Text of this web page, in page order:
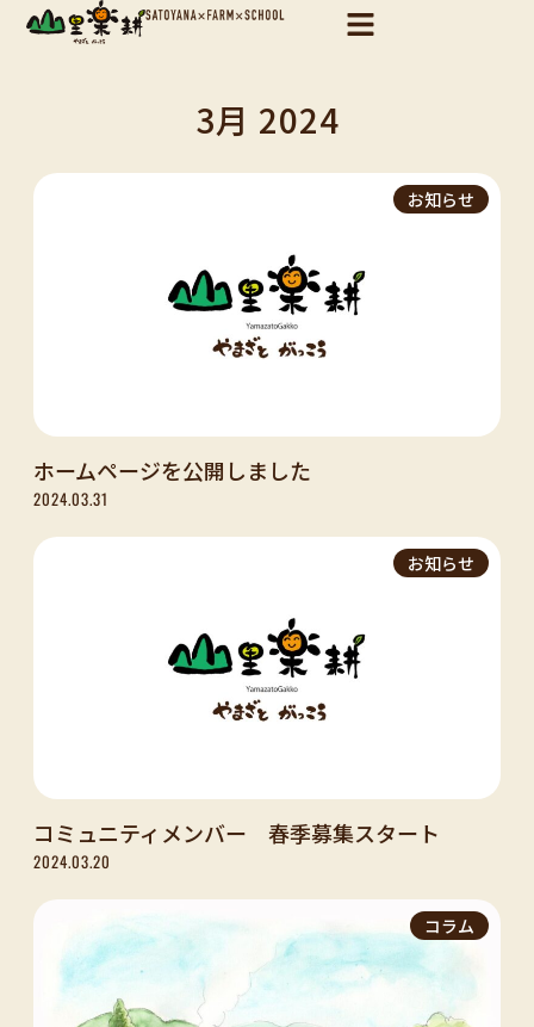
3月 2024
ホームページを公開しました
2024.03.31
お知らせ
コミュニティメンバー 春季募集スタート
2024.03.20
お知らせ
コラム